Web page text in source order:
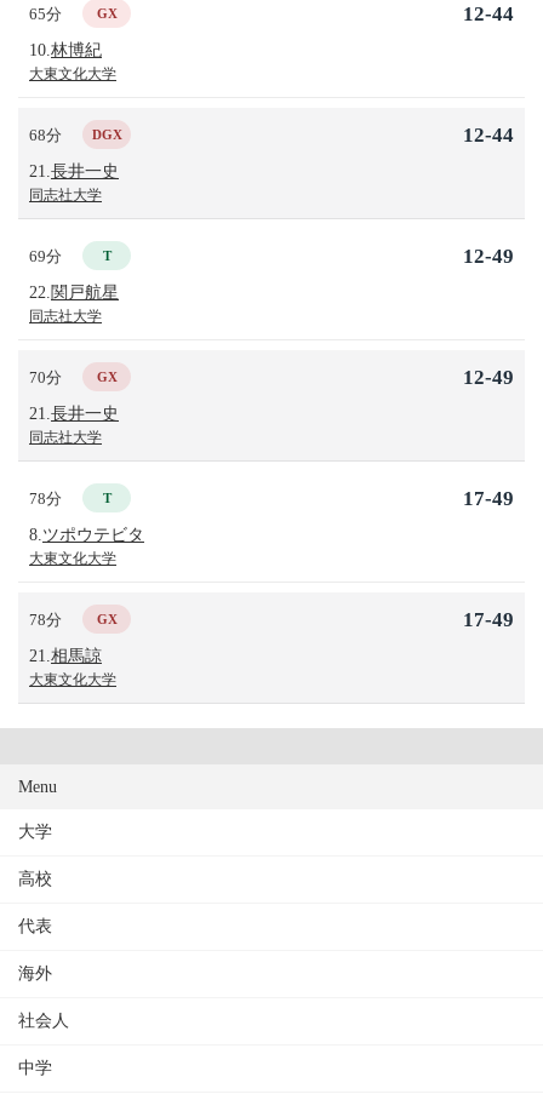
65分 GX
10. 林博紀
大東文化大学
12-44
68分 DGX
21. 長井一史
同志社大学
12-44
69分 T
22. 関戸航星
同志社大学
12-49
70分 GX
21. 長井一史
同志社大学
12-49
78分 T
8. ツポウテビタ
大東文化大学
17-49
78分 GX
21. 相馬諒
大東文化大学
17-49
Menu
大学
高校
代表
海外
社会人
中学